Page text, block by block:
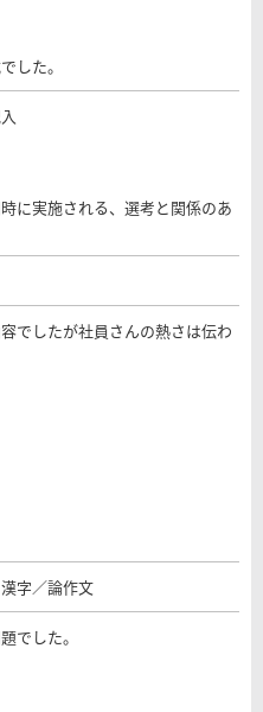
した。
に実施される、選考と関係のあ
でしたが社員さんの熱さは伝わ
字／論作文
でした。